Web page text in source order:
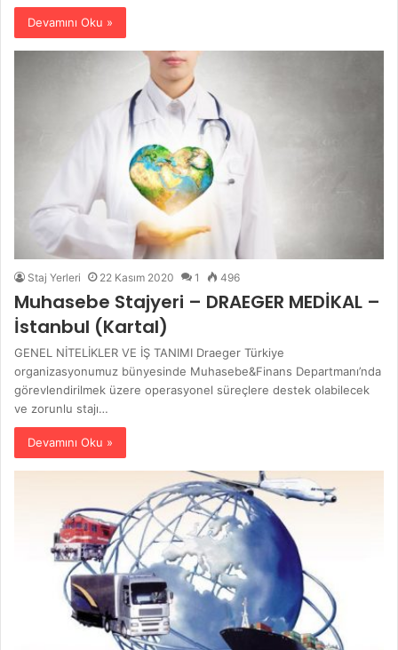
Devamını Oku »
Staj Yerleri 22 Kasım 2020 1 496
Muhasebe Stajyeri – DRAEGER MEDİKAL –
İstanbul (Kartal)
GENEL NİTELİKLER VE İŞ TANIMI Draeger Türkiye
organizasyonumuz bünyesinde Muhasebe&Finans Departmanı’nda
görevlendirilmek üzere operasyonel süreçlere destek olabilecek
ve zorunlu stajı…
Devamını Oku »